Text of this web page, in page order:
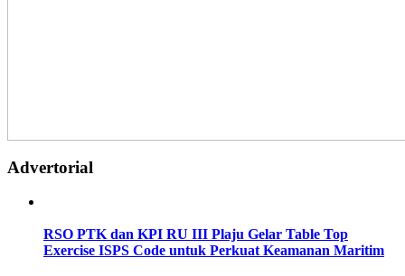
Advertorial
RSO PTK dan KPI RU III Plaju Gelar Table Top
Exercise ISPS Code untuk Perkuat Keamanan Maritim